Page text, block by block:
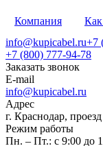
Компания
info@kupicabel.ru+7
+7 (800) 777-94-78
Заказать звонок
E-mail
info@kupicabel.ru
Адрес
г. Краснодар,
Режим работы
Пн. – Пт.: с 9:00 до